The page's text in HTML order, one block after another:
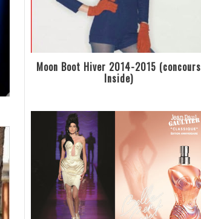
Moon Boot Hiver 2014-2015 (concours
Inside)